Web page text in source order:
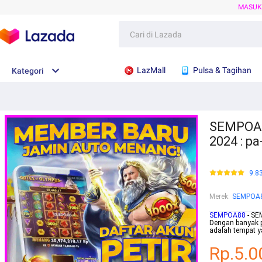
Kategori LazMall Pulsa & Tagihan
2024 :
Merek:
SEMPOA88 -
Dengan banyak
adalah tempat